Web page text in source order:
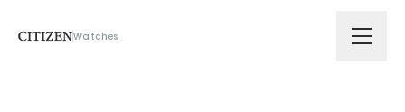
Watches